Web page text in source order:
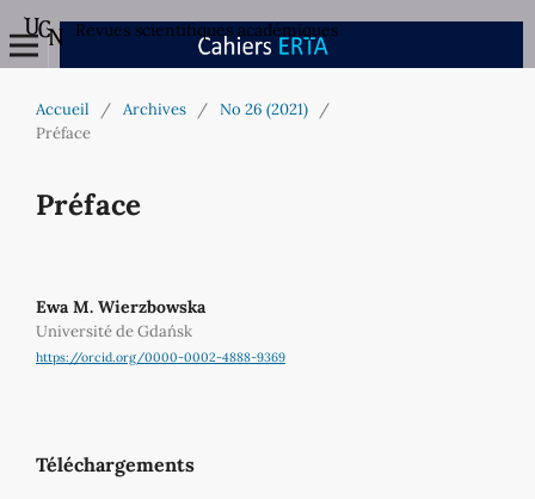
Revues scientifiques académiques
Accueil / Archives / No 26 (2021)
/
Préface
Préface
Ewa M. Wierzbowska
Université de Gdańsk
https://orcid.org/0000-0002-4888-9369
Téléchargements